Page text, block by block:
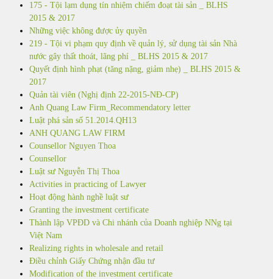
175 - Tội lạm dụng tín nhiệm chiếm đoạt tài sản _ BLHS
2015 & 2017
Những việc không được ủy quyền
219 - Tội vi phạm quy định về quản lý, sử dụng tài sản Nhà
nước gây thất thoát, lãng phí _ BLHS 2015 & 2017
Quyết định hình phạt (tăng nặng, giảm nhẹ) _ BLHS 2015 &
2017
Quản tài viên (Nghị định 22-2015-NĐ-CP)
Anh Quang Law Firm_Recommendatory letter
Luật phá sản số 51.2014.QH13
ANH QUANG LAW FIRM
Counsellor Nguyen Thoa
Counsellor
Luật sư Nguyễn Thị Thoa
Activities in practicing of Lawyer
Hoạt động hành nghề luật sư
Granting the investment certificate
Thành lập VPĐD và Chi nhánh của Doanh nghiệp NNg tại
Việt Nam
Realizing rights in wholesale and retail
Điều chỉnh Giấy Chứng nhận đầu tư
Modification of the investment certificate